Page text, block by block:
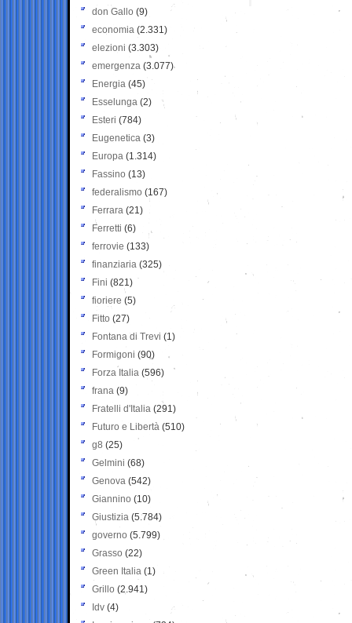
don Gallo (9)
economia (2.331)
elezioni (3.303)
emergenza (3.077)
Energia (45)
Esselunga (2)
Esteri (784)
Eugenetica (3)
Europa (1.314)
Fassino (13)
federalismo (167)
Ferrara (21)
Ferretti (6)
ferrovie (133)
finanziaria (325)
Fini (821)
fioriere (5)
Fitto (27)
Fontana di Trevi (1)
Formigoni (90)
Forza Italia (596)
frana (9)
Fratelli d'Italia (291)
Futuro e Libertà (510)
g8 (25)
Gelmini (68)
Genova (542)
Giannino (10)
Giustizia (5.784)
governo (5.799)
Grasso (22)
Green Italia (1)
Grillo (2.941)
Idv (4)